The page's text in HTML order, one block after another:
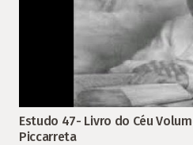
Estudo 47- Livro do Céu
Piccarreta